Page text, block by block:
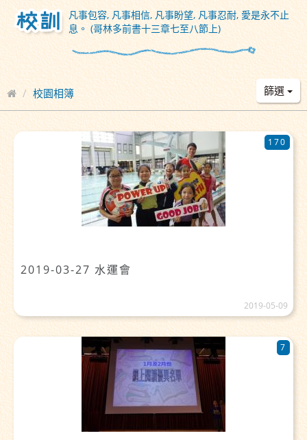
凡事包容, 凡事相信, 凡事盼望, 凡事忍耐, 愛是永不止
息。 (哥林多前書十三章七至八節上)
校園相簿 篩選
2019-03-27 水運會
170
2019-05-09
7